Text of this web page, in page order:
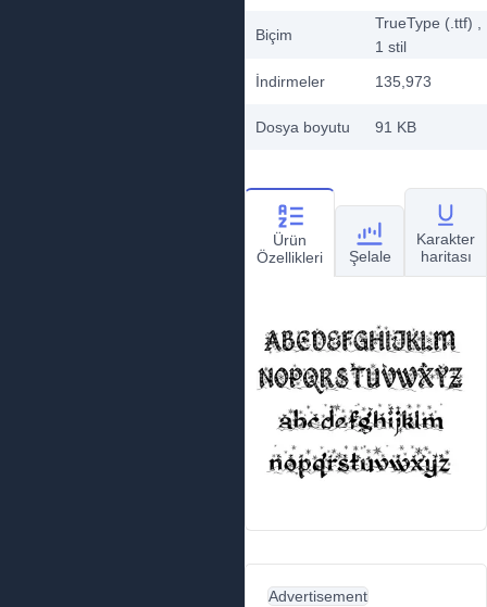
Biçim
TrueType (.ttf)
1 stil
İndirmeler
135,973
Dosya boyutu 91 KB
Ürün
Özellikleri
Şelale
Karakter
haritası
Advertisement